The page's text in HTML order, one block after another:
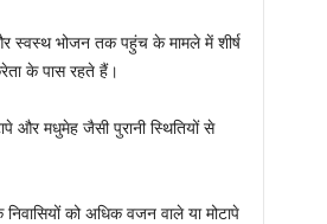
स्वस्थ भोजन तक पहुंच के मामले में शीर्ष
के पास रहते हैं।
और मधुमेह जैसी पुरानी स्थितियों से
को अधिक वजन वाले या मोटापे